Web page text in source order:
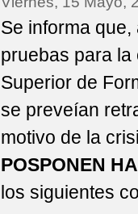
Se informa
pruebas para la
Superior de
se preveían
motivo de la
POSPONEN
los siguientes